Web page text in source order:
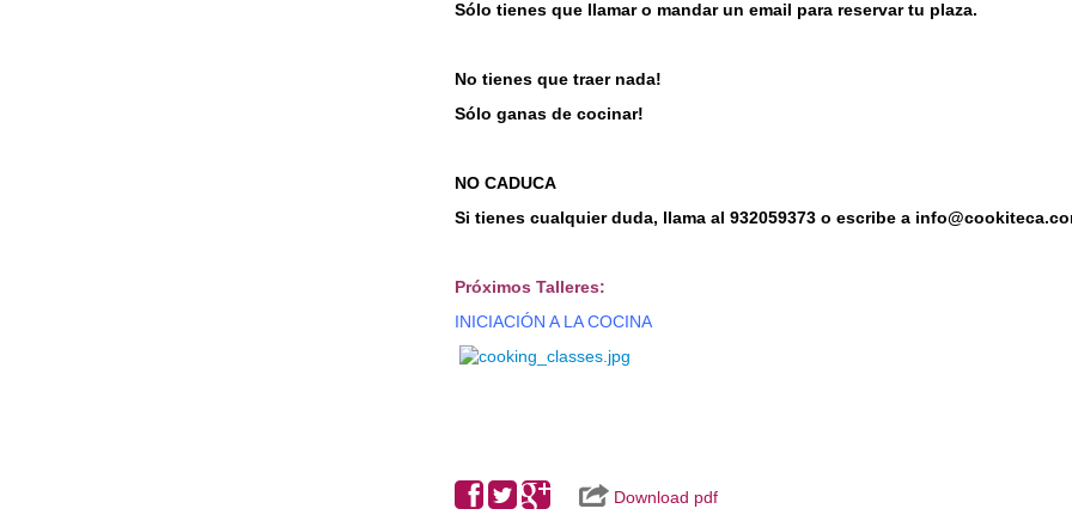
Sólo tienes que llamar o mandar un email para reservar tu plaza.
No tienes que traer nada!
Sólo ganas de cocinar!
NO CADUCA
Si tienes cualquier duda, llama al 932059373 o escribe a
Próximos Talleres:
INICIACIÓN A LA COCINA
Download pdf